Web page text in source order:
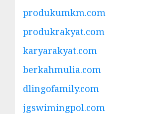
produkumkm.com
produkrakyat.com
karyarakyat.com
berkahmulia.com
dlingofamily.com
jgswimingpol.com